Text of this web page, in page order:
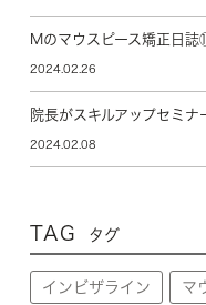
Mのマウスピース矯正日
2024.02.26
院長がスキルアップセミナ
2024.02.08
TAG タグ
インビザライン マ